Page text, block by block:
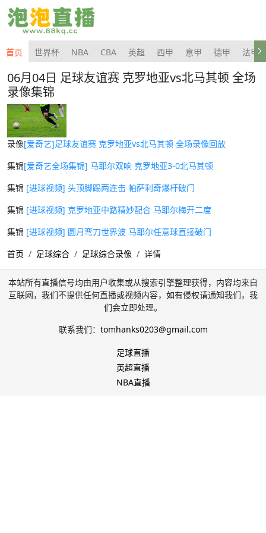
首页 世界杯 NBA CBA 英超 西甲 意甲 德甲 法甲
06月04日 足球友谊赛 克罗地亚vs北马其顿 全场
录像集锦
录像[爱奇艺]足球友谊赛 克罗地亚vs北马其顿 全场录像回放
集锦[爱奇艺全场集锦] 马耶尔双响 克罗地亚3-0北马其顿
集锦 [进球视频] 头顶脚踢两连击 帕萨利奇爆杆破门
集锦 [进球视频] 克罗地亚中路精妙配合 马耶尔梅开二度
集锦 [进球视频] 圆月弯刀世界波 马耶尔任意球直接破门
首页
足球综合 足球综合录像 详情
本站所有直播信号均由用户收集或从搜索引擎整理获得，内容均来自
互联网，我们不提供任何直播或视频内容，如有侵权请通知我们，我
们会立即处理。
联系我们： tomhanks0203@gmail.com
足球直播
英超直播
NBA直播